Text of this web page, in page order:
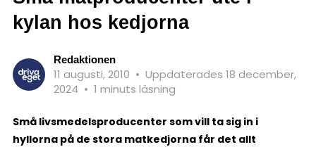
kylan hos kedjorna
Redaktionen
11 augusti, 2010 • Uppdaterades 18 december,
2024 • 1 minuts läsning
Små livsmedelsproducenter som vill ta sig in i
hyllorna på de stora matkedjorna får det allt